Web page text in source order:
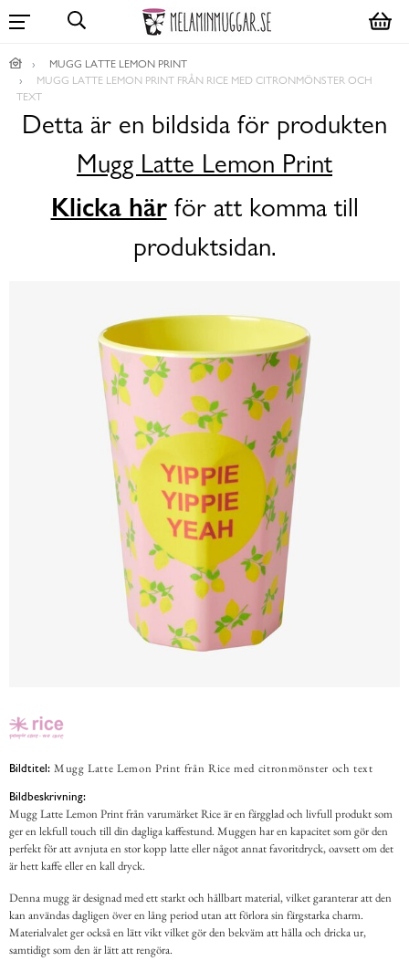
MUGG LATTE LEMON PRINT
MUGG LATTE LEMON PRINT FRÅN RICE MED CITRONMÖNSTER OCH
TEXT
Detta är en bildsida för produkten
Mugg Latte Lemon Print
Klicka härför att komma till
produktsidan.
Bildtitel: Mugg Latte Lemon Print från Rice med citronmönster och text
Bildbeskrivning:
Mugg Latte Lemon Print från varumärket Rice är en färgglad och livfull produkt som
ger en lekfull touch till din dagliga kaffestund. Muggen har en kapacitet som gör den
perfekt för att avnjuta en stor kopp latte eller något annat favoritdryck, oavsett om det
är hett kaffe eller en kall dryck.
Denna mugg är designad med ett starkt och hållbart material, vilket garanterar att den
kan användas dagligen över en lång period utan att förlora sin färgstarka charm.
Materialvalet ger också en lätt vikt vilket gör den bekväm att hålla och dricka ur,
samtidigt som den är lätt att rengöra.